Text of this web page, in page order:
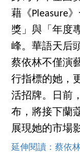
藉《Pleasure
獎」與「年度
峰。華語天后
蔡依林不僅演
行指標的她，
活招牌。日前
布，將接下蘭
展現她的市場
延伸閱讀：蔡依